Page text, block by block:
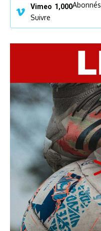
Vimeo 1,000Abonnés
Suivre